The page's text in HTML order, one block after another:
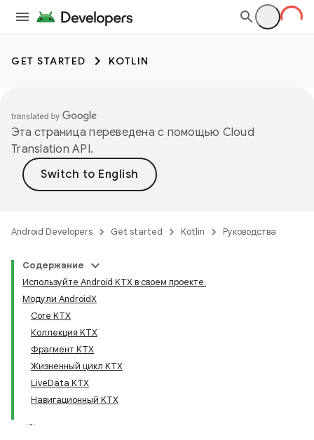
GET STARTED KOTLIN
Эта страница переведена с помощью Cloud
Translation API.
Android Developers Get started Kotlin Руководства
Содержание
Используйте Android KTX в своем проекте.
Модули AndroidX
Core KTX
Коллекция KTX
Фрагмент KTX
Жизненный цикл KTX
LiveData KTX
Навигационный KTX